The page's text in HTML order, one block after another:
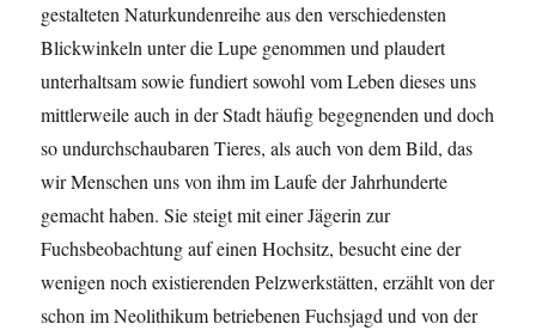
gestalteten Naturkundenreihe aus den verschiedensten
Blickwinkeln unter die Lupe genommen und plaudert
unterhaltsam sowie fundiert sowohl vom Leben dieses uns
mittlerweile auch in der Stadt häufig begegnenden und doch
so undurchschaubaren Tieres, als auch von dem Bild, das
wir Menschen uns von ihm im Laufe der Jahrhunderte
gemacht haben. Sie steigt mit einer Jägerin zur
Fuchsbeobachtung auf einen Hochsitz, besucht eine der
wenigen noch existierenden Pelzwerkstätten, erzählt von der
schon im Neolithikum betriebenen Fuchsjagd und von der